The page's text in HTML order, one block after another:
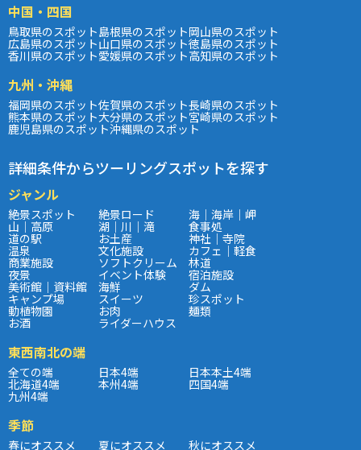
中国・四国
鳥取県のスポット島根県のスポット岡山県のスポット
広島県のスポット山口県のスポット徳島県のスポット
香川県のスポット愛媛県のスポット高知県のスポット
九州・沖縄
福岡県のスポット佐賀県のスポット長崎県のスポット
熊本県のスポット大分県のスポット宮崎県のスポット
鹿児島県のスポット沖縄県のスポット
詳細条件からツーリングスポットを探す
ジャンル
絶景スポット 絶景ロード 海｜海岸｜岬
山｜高原 湖｜川｜滝 食事処
道の駅 お土産 神社｜寺院
温泉 文化施設 カフェ｜軽食
商業施設 ソフトクリーム 林道
夜景 イベント体験 宿泊施設
美術館｜資料館 海鮮 ダム
キャンプ場 スイーツ 珍スポット
動植物園 お肉 麺類
お酒 ライダーハウス
東西南北の端
全ての端 日本4端 日本本土4端
北海道4端 本州4端 四国4端
九州4端
季節
春にオススメ 夏にオススメ 秋にオススメ